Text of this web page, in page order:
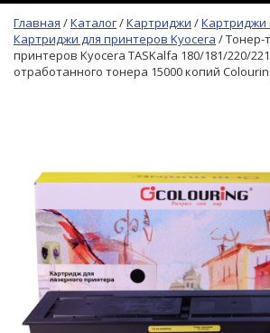
Главная /Каталог/Картриджи /Картриджи
Картриджи для принтеров Kyocera /Тонер-
принтеров Kyocera TASKalfa 180/181/220/
отработанного тонера 15000 копий